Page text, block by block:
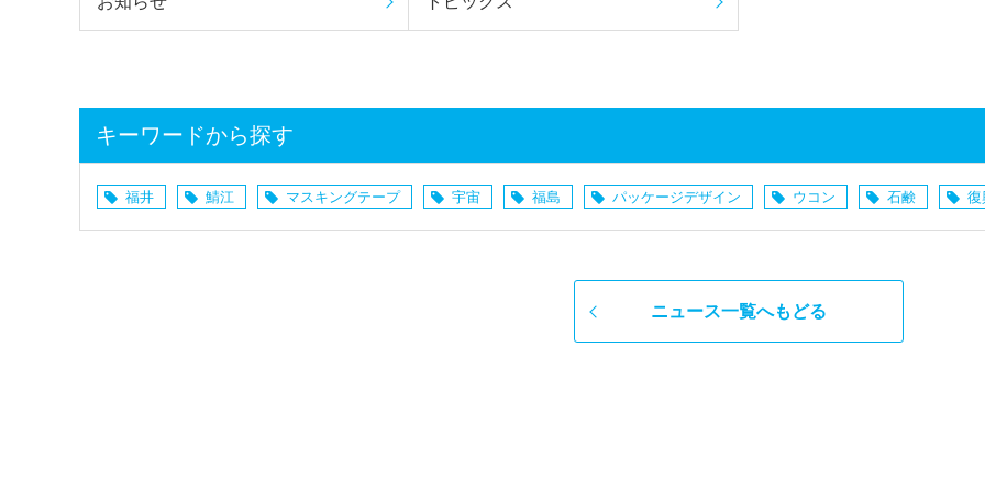
キーワードから探す
福井 鯖江 マスキングテープ 宇宙 福島 パッケージデザイン ウコン 石鹸 復
ニュース一覧へもどる